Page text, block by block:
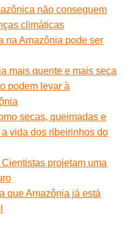
não conseguem
climáticas
na Amazônia pode ser
mais quente e mais seca
podem levar à
secas, queimadas e
vida dos ribeirinhos do
projetam uma
que Amazônia já está